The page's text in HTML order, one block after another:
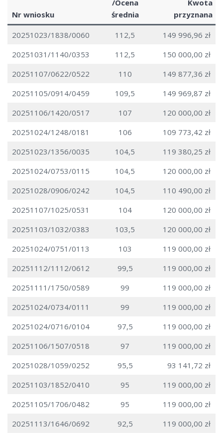
Nr wniosku
/Ocena
średnia
Kwota
przyznana
20251023/1838/0060 112,5
149 996,96 zł
20251031/1140/0353
112,5
150 000,00 zł
20251107/0622/0522
110
149 877,36 zł
20251105/0914/0459
109,5
149 969,87 zł
20251106/1420/0517
107
120 000,00 zł
20251024/1248/0181
106
109 773,42 zł
20251023/1356/0035
104,5
119 380,25 zł
20251024/0753/0115
104,5
120 000,00 zł
20251028/0906/0242
104,5
110 490,00 zł
20251107/1025/0531
104
120 000,00 zł
20251103/1032/0383
103,5
120 000,00 zł
20251024/0751/0113
103
119 000,00 zł
20251112/1112/0612
99,5
119 000,00 zł
20251111/1750/0589
99
119 000,00 zł
20251024/0734/0111
99
119 000,00 zł
20251024/0716/0104
97,5
119 000,00 zł
20251106/1507/0518
97
119 000,00 zł
20251028/1059/0252
95,5
93 141,72 zł
20251103/1852/0410
95
119 000,00 zł
20251105/1706/0482
95
119 000,00 zł
20251113/1646/0692
92,5
119 000,00 zł